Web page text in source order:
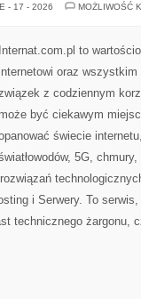
- 17 - 2026
MOŻLIWOŚĆ
Internat.com.pl to
internetowi oraz
z codziennym
może być ciekawym
świecie
5G,
i Serwery. To
technicznego żargonu,